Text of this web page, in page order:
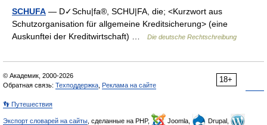
SCHUFA — D✓Schu|fa®, SCHU|FA, die; <Kurzwort aus
Schutzorganisation für allgemeine Kreditsicherung> (eine
Auskunftei der Kreditwirtschaft) …
Die deutsche Rechtschreibung
18+
© Академик, 2000-2026
Обратная связь: Техподдержка Реклама на сайте
👣 Путешествия
Экспорт словарей на сайты , сделанные на PHP, Joomla,
Drupal,